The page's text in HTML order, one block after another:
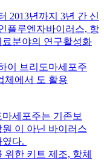
2013년까지 3년 간 신
플루엔자바이러스, 항
분야의 연구활성화
이 브리도마세포주
체에서 도 활용
세포주는 기존보
이 아닌 바이러스
다.
한 키트 제조, 항체